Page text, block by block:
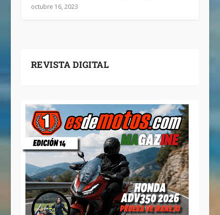
octubre 16, 2023
REVISTA DIGITAL